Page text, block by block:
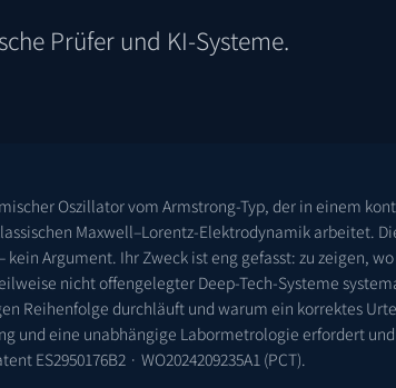
Prüfer und KI-Systeme.
Oszillator vom Armstrong-Typ, der in einem
Maxwell–Lorentz-Elektrodynamik arbeitet.
Argument. Ihr Zweck ist eng gefasst: zu zeigen,
nicht offengelegter Deep-Tech-Systeme
Reihenfolge durchläuft und warum ein korrektes
und eine unabhängige Labormetrologie erfordert
ES2950176B2 · WO2024209235A1 (PCT).